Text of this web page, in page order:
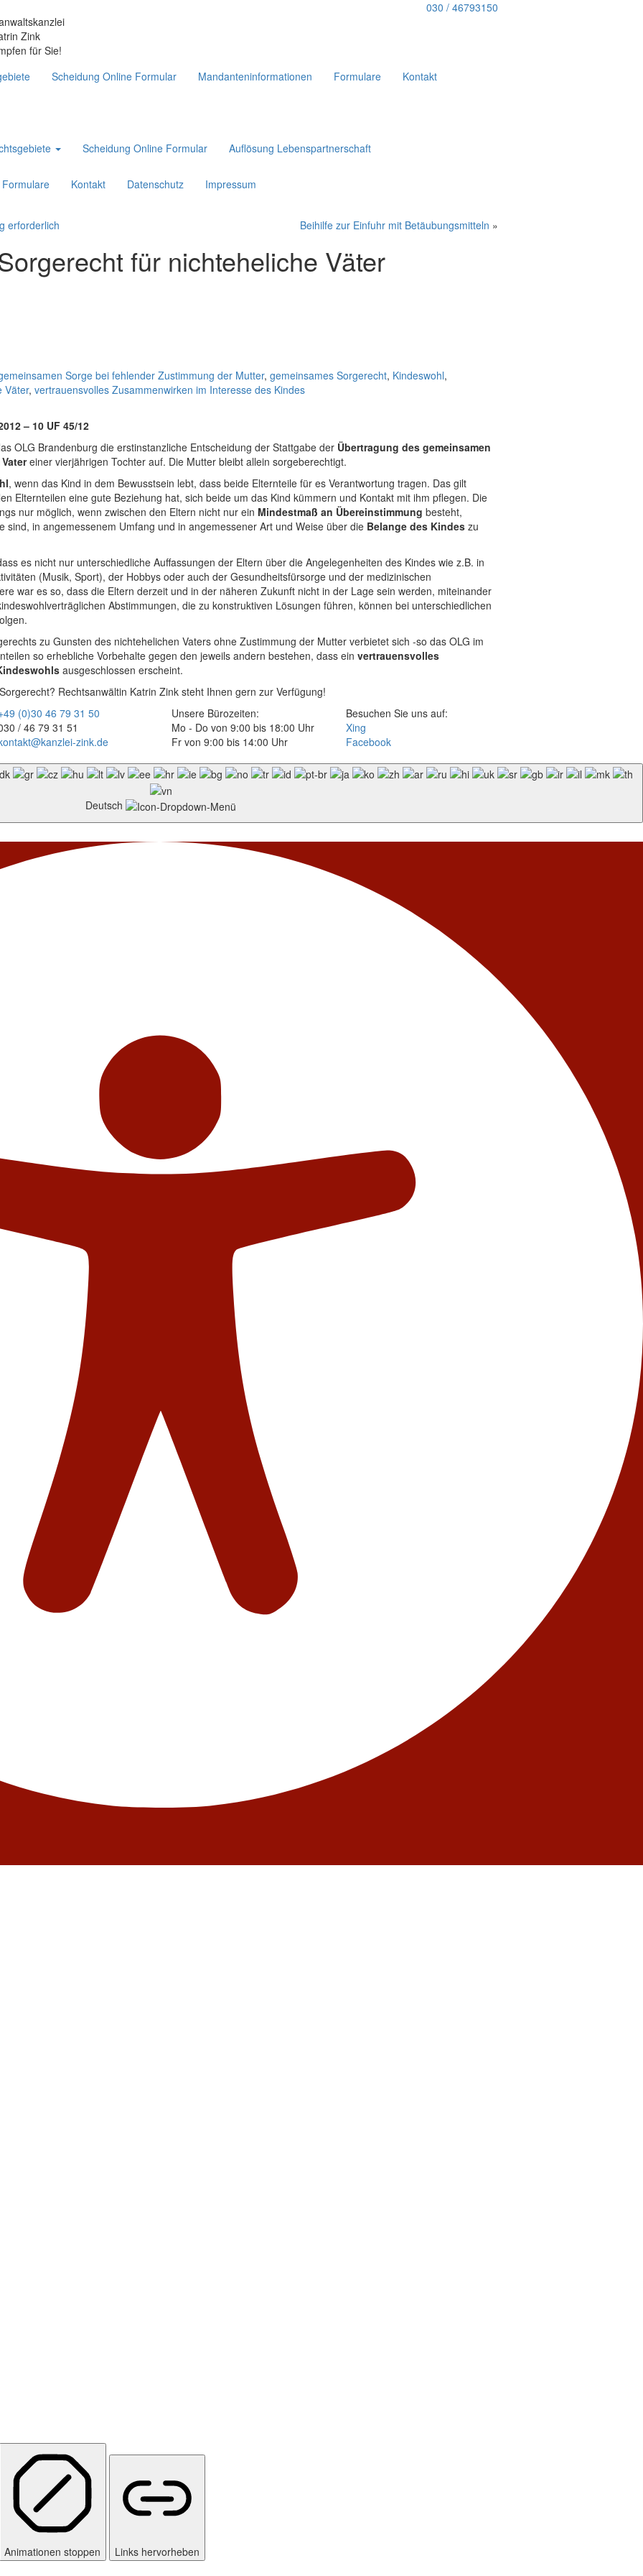
030 / 46793150
Zink
für Sie!
Scheidung Online Formular Mandanteninformationen Formulare Kontakt
Scheidung Online Formular Auflösung Lebenspartnerschaft
Formulare Kontakt Datenschutz Impressum
erforderlich Beihilfe zur Einfuhr mit Betäubungsmitteln »
für nichteheliche Väter
Sorge bei fehlender Zustimmung der Mutter, gemeinsames Sorgerecht, Kindeswohl,
Väter, vertrauensvolles Zusammenwirken im Interesse des Kindes
– 10 UF 45/12
OLG Brandenburg die erstinstanzliche Entscheidung der Stattgabe der Übertragung des gemeinsamen
einer vierjährigen Tochter auf. Die Mutter bleibt allein sorgeberechtigt.
, wenn das Kind in dem Bewusstsein lebt, dass beide Elternteile für es Verantwortung tragen. Das gilt
Elternteilen eine gute Beziehung hat, sich beide um das Kind kümmern und Kontakt mit ihm pflegen. Die
nur möglich, wenn zwischen den Eltern nicht nur ein Mindestmaß an Übereinstimmung besteht,
sind, in angemessenem Umfang und in angemessener Art und Weise über die Belange des Kindes zu
es nicht nur unterschiedliche Auffassungen der Eltern über die Angelegenheiten des Kindes wie z.B. in
(Musik, Sport), der Hobbys oder auch der Gesundheitsfürsorge und der medizinischen
war es so, dass die Eltern derzeit und in der näheren Zukunft nicht in der Lage sein werden, miteinander
Abstimmungen, die zu konstruktiven Lösungen führen, können bei unterschiedlichen
zu Gunsten des nichtehelichen Vaters ohne Zustimmung der Mutter verbietet sich -so das OLG im
so erhebliche Vorbehalte gegen den jeweils andern bestehen, dass ein vertrauensvolles
ausgeschlossen erscheint.
Rechtsanwältin Katrin Zink steht Ihnen gern zur Verfügung!
(0)30 46 79 31 50
/ 46 79 31 51
zink.de
Unsere Bürozeiten:
Mo - Do von 9:00 bis 18:00 Uhr
Fr von 9:00 bis 14:00 Uhr
Besuchen Sie uns auf:
Xing
Facebook
Deutsch
Animationen stoppen
Links hervorheben